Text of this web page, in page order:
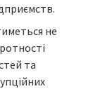
не
та